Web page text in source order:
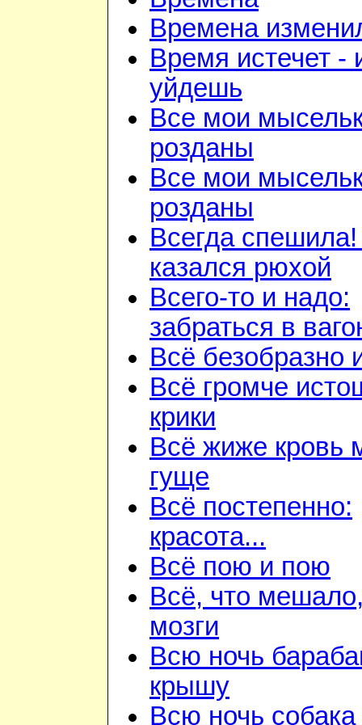
Времена
Время истечет -
уйдешь
Все мои
розданы
Все мои
розданы
Всегда
казался рюхой
Всего-то и надо:
забраться в
Всё безобразно
Всё громче
крики
Всё жиже кровь
гуще
Всё постепенно:
красота...
Всё пою и пою
Всё, что
мозги
Всю ночь
крышу
Всю ночь